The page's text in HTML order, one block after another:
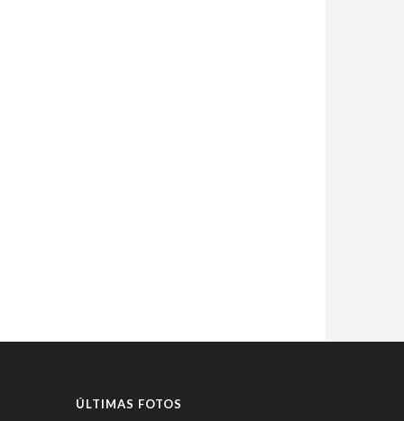
ÚLTIMAS FOTOS